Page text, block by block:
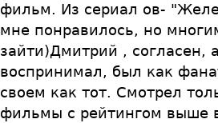
фильм. Из сериал ов-
мне понравилось, но
зайти)Дмитрий , согласен,
воспринимал, был как
своем как тот. Смотрел
фильмы с рейтингом выше